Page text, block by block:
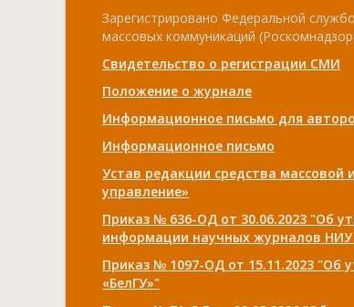
Зарегистрировано Федеральной
массовых коммуникаций
Свидетельство о регистрации СМИ
Положение о журнале
Информационное письмо для
Информационное письмо
Устав редакции средства
управление»
Приказ № 636-ОД от 30.06.2023 "Об
информации научных журналов НИУ
Приказ № 1097-ОД от 15.11.2023 "Об
«БелГУ»"